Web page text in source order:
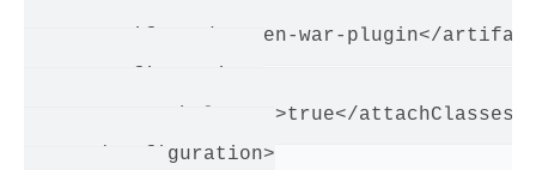
<artifactId>maven-war-plugin</
       <attachClasses>true</attachClasses>
     </configuration>